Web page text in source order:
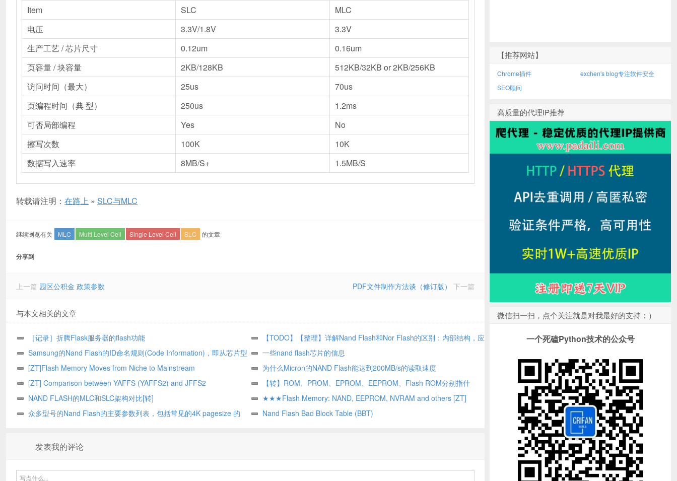
Item
SLC
MLC
电压
3.3V/1.8V
3.3V
生产工艺 / 芯片尺寸
0.12um
0.16um
页容量 / 块容量
2KB/128KB
512KB/32KB or 2KB/256KB
访问时间（最大）
25us
70us
页编程时间（典 型）
250us
1.2ms
可否局部编程
Yes
No
擦写次数
100K
10K
数据写入速率
8MB/S+ 1.5MB/S
转载请注明： 在路上 » SLC与MLC
继续浏览有关 MLC Multi Level Cell Single Level Cell SLC 的文章
分享到
上一篇 园区公积金 政策参数 PDF文件制作方法谈（修订版） 下一篇
与本文相关的文章
［记录］折腾Flask服务器的flash功能
【TODO】【整理】详解Nand Flash和Nor Flash的区别：内部结构，应
用领域，性能，驱动支持等
Samsung的Nand Flash的ID命名规则(Code Information)，即从芯片型
号(Part Number)读懂芯片详细信息 + 举例K9GAG08U0M说明
一些nand flash芯片的信息
[ZT]Flash Memory Moves from Niche to Mainstream
为什么Micron的NAND Flash能达到200MB/s的读取速度
[ZT] Comparison between YAFFS (YAFFS2) and JFFS2
【转】ROM、PROM、EPROM、EEPROM、Flash ROM分别指什
么？
NAND FLASH的MLC和SLC架构对比[转]
★★★Flash Memory: NAND, EEPROM, NVRAM and others [ZT]
众多型号的Nand Flash的主要参数列表，包括常见的4K pagesize 的
Nand Flash Bad Block Table (BBT)
发表我的评论
【推荐网站】
Chrome插件
exchen's blog专注软件安全
SEO顾问
高质量的代理IP推荐
微信扫一扫，点个关注就是对我最好的支持：）
一个死磕Python技术的公众号